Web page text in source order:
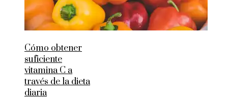
Cómo obtener
suficiente
vitamina C a
través de la dieta
diaria